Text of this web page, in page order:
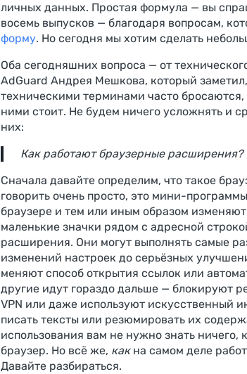
личных данных. Простая формула — вы
восемь выпусков — благодаря вопросам,
форму. Но сегодня мы хотим сделать
Оба сегодняшних вопроса — от
AdGuard Андрея Мешкова, который
техническими терминами часто бросаются,
ними стоит. Не будем ничего усложнять и
них:
Как работают браузерные расширения?
Сначала давайте определим, что такое
говорить очень просто, это мини-
браузере и тем или иным образом
маленькие значки рядом с адресной
расширения. Они могут выполнять самые
изменений настроек до серьёзных
меняют способ открытия ссылок или
другие идут гораздо дальше — блокируют
VPN или даже используют искусственный
писать тексты или резюмировать их
использования вам не нужно знать ничего,
браузер. Но всё же, какна самом деле
Давайте разбираться.